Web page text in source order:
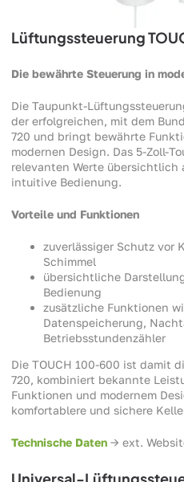
Lüftungssteuerung
Die bewährte Steuerung in
Die Taupunkt-
der erfolgreichen, mit dem
720 und bringt bewährte
modernen Design. Das 5-Zoll-
relevanten Werte übersichtlich
intuitive Bedienung.
Vorteile und Funktionen
zuverlässiger Schutz vor
Schimmel
übersichtliche
Bedienung
zusätzliche Funktionen
Datenspeicherung,
Betriebsstundenzähler
Die TOUCH 100-600 ist damit
720, kombiniert bekannte
Funktionen und modernem
komfortablere und sichere
Technische Daten -> ext.